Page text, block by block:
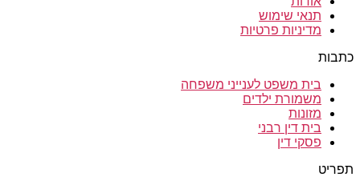
תנאי שימוש
מדיניות פרטיות
כתבות
בית משפט לענייני משפחה
משמורת ילדים
מזונות
בית דין רבני
פסקי דין
תפריט